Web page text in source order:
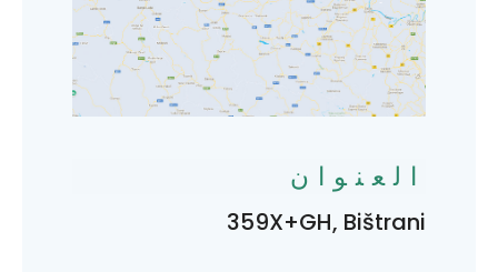
العنوان
359X+GH, Bištrani